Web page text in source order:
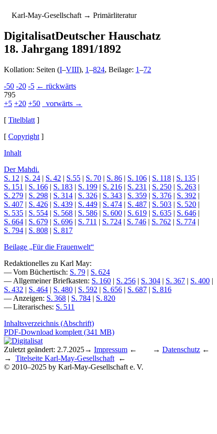
Karl-May-Gesellschaft → Primärliteratur
DigitalisatDeutscher Hauschatz
18. Jahrgang 1891/1892
Kollation: Seiten (I–VIII), 1–824, Beilage: 1–72
-50 -20 -5 ← rückwärts
795
+5 +20 +50
vorwärts →
[ Titelblatt ]
[ Copyright ]
Inhalt
Der Mahdi.
S. 12 | S. 24 | S. 42 | S.55 | S. 70 | S. 86 | S. 106 | S. 118 | S. 135 |
S. 151 | S. 166 | S. 183 | S. 199 | S. 216 | S. 231 | S. 250 | S. 263 |
S. 279 | S. 298 | S. 314 | S. 326 | S. 343 | S. 359 | S. 376 | S. 392 |
S. 407 | S. 426 | S. 439 | S. 449 | S. 474 | S. 487 | S. 503 | S. 520 |
S. 535 | S. 554 | S. 568 | S. 586 | S. 600 | S. 619 | S. 635 | S. 646 |
S. 664 | S. 679 | S. 696 | S. 711 | S. 724 | S. 746 | S. 762 | S. 774 |
S. 794 | S. 808 | S. 817
Beilage „Für die Frauenwelt“
Redaktionelles zu Karl May:
— Vom Büchertisch: S. 79 | S. 624
— Allgemeiner Briefkasten: S. 160 | S. 256 | S. 304 | S. 367 | S. 400 |
S. 432 | S. 464 | S. 480 | S. 592 | S. 656 | S. 687 | S. 816
— Anzeigen: S. 368 | S. 784 | S. 820
— Literarisches: S. 511
Inhaltsverzeichnis (Abschrift)
PDF-Download komplett (341 MB)
Zuletzt geändert: 2.7.2025→ Impressum ← → Datenschutz ←
→ Titelseite Karl-May-Gesellschaft ←
© 2010–2025 by Karl-May-Gesellschaft e. V.